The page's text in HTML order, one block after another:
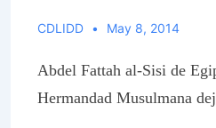
CDLIDD May 8, 2014
Abdel Fattah al-Sisi de
Hermandad Musulmana